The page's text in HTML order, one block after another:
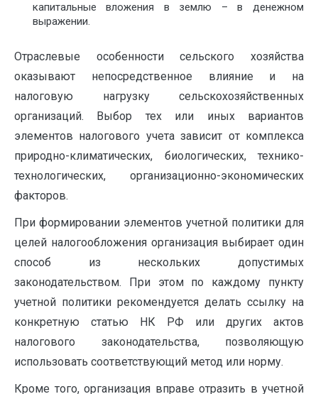
капитальные вложения в землю – в денежном
выражении.
Отраслевые особенности сельского хозяйства
оказывают непосредственное влияние и на
налоговую нагрузку сельскохозяйственных
организаций. Выбор тех или иных вариантов
элементов налогового учета зависит от комплекса
природно-климатических, биологических, технико-
технологических, организационно-экономических
факторов.
При формировании элементов учетной политики для
це­лей налогообложения организация выбирает один
способ из нескольких допустимых
законодательством. При этом по каж­дому пункту
учетной политики рекомендуется делать ссылку на
конкретную статью НК РФ или других актов
налогового за­конодательства, позволяющую
использовать соответствующий метод или норму.
Кроме того, организация вправе отразить в учетной